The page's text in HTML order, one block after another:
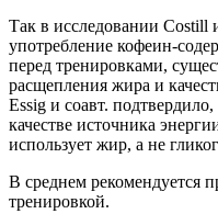
Так в исследовании Costill
употребление кофеин-
перед тренировками,
расщепления жира и
Essig и соавт.
качестве источника
использует жир, а не
В среднем рекомендуется
тренировкой.